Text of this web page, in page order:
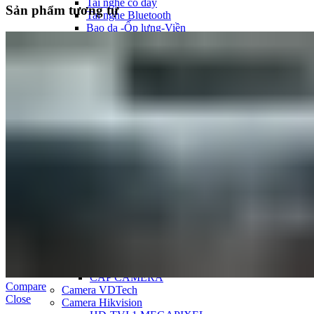
Tai nghe có dây
Tai nghe Bluetooth
Bao da -Ốp lưng-Viền
CAMERA
CÁP CAMERA
Camera VDTech
Camera Hikvision
Sản phẩm tương tự
Compare
Close